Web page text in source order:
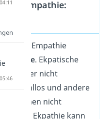
von Empathie:
von Empathie
Ekpathie. Ekpatische
sind aber nicht
gefühllos und andere
sind ihnen nicht
egal. Ekpathie kann